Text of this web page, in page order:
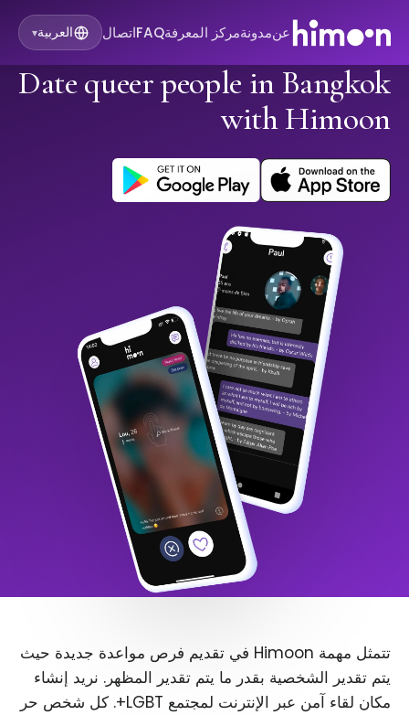
عنمدونةمركز المعرفةFAQاتصال العربية▾
Date queer people in Bangkok
with Himoon
تتمثل مهمة Himoon في تقديم فرص مواعدة جديدة حيث
يتم تقدير الشخصية بقدر ما يتم تقدير المظهر. نريد إنشاء
مكان لقاء آمن عبر الإنترنت لمجتمع LGBT+. كل شخص حر